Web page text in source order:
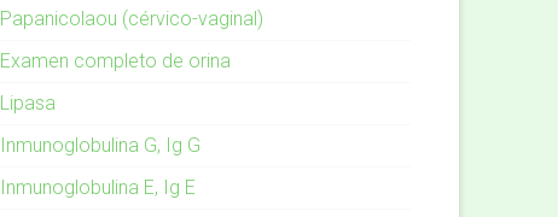
Papanicolaou (cérvico-vaginal)
Examen completo de orina
Lipasa
Inmunoglobulina G, Ig G
Inmunoglobulina E, Ig E